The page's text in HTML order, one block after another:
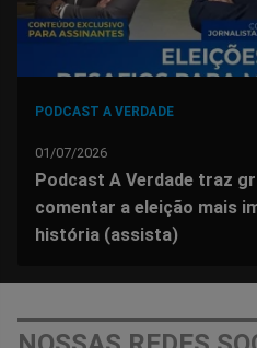
PODCAST A VERDADE
01/07/2026
Podcast A Verdade traz
comentar a eleição mais
história (assista)